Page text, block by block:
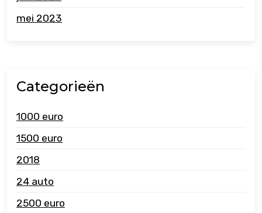
mei 2023
Categorieën
1000 euro
1500 euro
2018
24 auto
2500 euro